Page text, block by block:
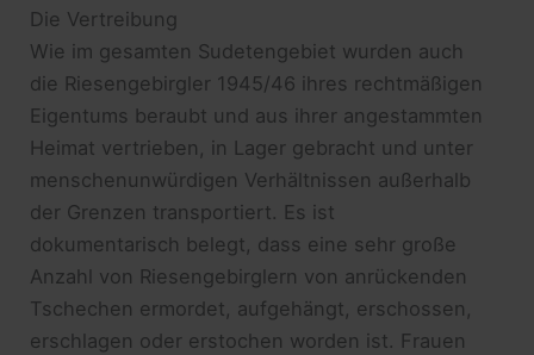
Die Vertreibung
Wie im gesamten Sudetengebiet wurden auch
die Riesengebirgler 1945/46 ihres rechtmäßigen
Eigentums beraubt und aus ihrer angestammten
Heimat vertrieben, in Lager gebracht und unter
menschenunwürdigen Verhältnissen außerhalb
der Grenzen transportiert. Es ist
dokumentarisch belegt, dass eine sehr große
Anzahl von Riesengebirglern von anrückenden
Tschechen ermordet, aufgehängt, erschossen,
erschlagen oder erstochen worden ist. Frauen